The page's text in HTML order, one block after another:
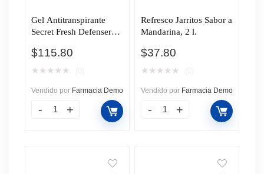
Gel Antitranspirante
Secret Fresh Defenser
Invisible, 73 gr.
$115.80
★ ★ ★ ★ ★
Vendido por Farmacia Demo
Refresco Jarritos Sabor a
Mandarina, 2 l.
$37.80
★ ★ ★ ★ ★
Vendido por Farmacia Demo